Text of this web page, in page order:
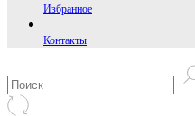
Избранное
Контакты